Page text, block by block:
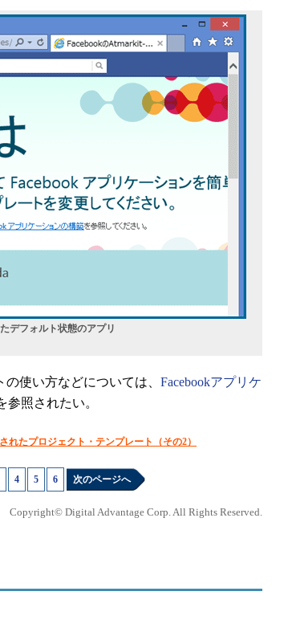
デフォルト状態のアプリ
使い方などについては、 Facebookアプリケ
参照されたい。
れたプロジェクト・テンプレート（その2）
4 5 6 次のページへ
Copyright© Digital Advantage Corp. All Rights Reserved.